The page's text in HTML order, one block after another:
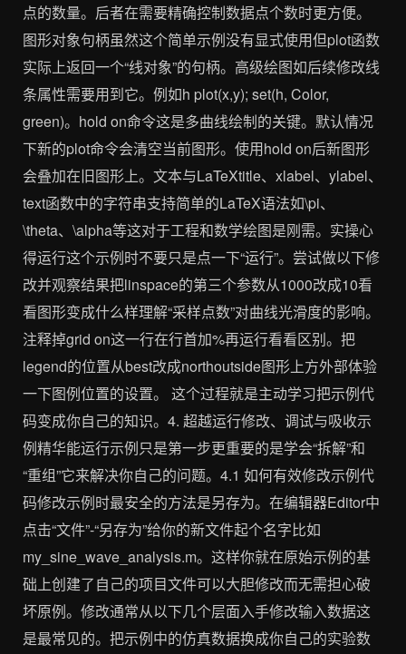
点的数量。后者在需要精确控制数据点个数时更方便。
图形对象句柄虽然这个简单示例没有显式使用但plot函数
实际上返回一个“线对象”的句柄。高级绘图如后续修改线
条属性需要用到它。例如h plot(x,y); set(h, Color,
green)。hold on命令这是多曲线绘制的关键。默认情况
下新的plot命令会清空当前图形。使用hold on后新图形
会叠加在旧图形上。文本与LaTeXtitle、xlabel、ylabel、
text函数中的字符串支持简单的LaTeX语法如\pi、
\theta、\alpha等这对于工程和数学绘图是刚需。实操心
得运行这个示例时不要只是点一下“运行”。尝试做以下修
改并观察结果把linspace的第三个参数从1000改成10看
看图形变成什么样理解“采样点数”对曲线光滑度的影响。
注释掉grid on这一行在行首加%再运行看看区别。把
legend的位置从best改成northoutside图形上方外部体验
一下图例位置的设置。 这个过程就是主动学习把示例代
码变成你自己的知识。4. 超越运行修改、调试与吸收示
例精华能运行示例只是第一步更重要的是学会“拆解”和
“重组”它来解决你自己的问题。4.1 如何有效修改示例代
码修改示例时最安全的方法是另存为。在编辑器Editor中
点击“文件”-“另存为”给你的新文件起个名字比如
my_sine_wave_analysis.m。这样你就在原始示例的基
础上创建了自己的项目文件可以大胆修改而无需担心破
坏原例。修改通常从以下几个层面入手修改输入数据这
是最常见的。把示例中的仿真数据换成你自己的实验数